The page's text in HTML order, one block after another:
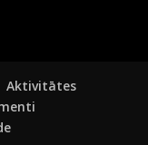
Aktivitātes